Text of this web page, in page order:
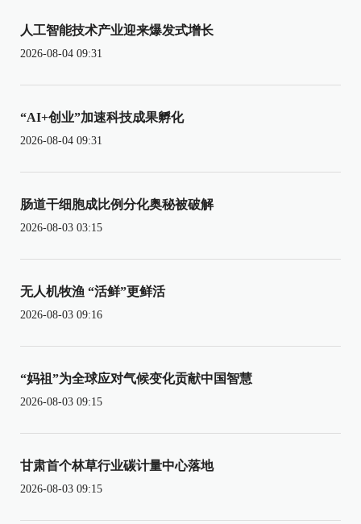
人工智能技术产业迎来爆发式增长
2026-08-04 09:31
“AI+创业”加速科技成果孵化
2026-08-04 09:31
肠道干细胞成比例分化奥秘被破解
2026-08-03 03:15
无人机牧渔 “活鲜”更鲜活
2026-08-03 09:16
“妈祖”为全球应对气候变化贡献中国智慧
2026-08-03 09:15
甘肃首个林草行业碳计量中心落地
2026-08-03 09:15